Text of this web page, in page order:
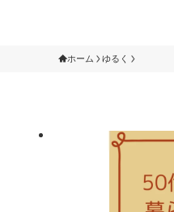
ホーム ゆるく